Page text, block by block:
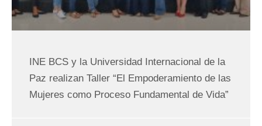
INE BCS y la Universidad Internacional de la
Paz realizan Taller “El Empoderamiento de las
Mujeres como Proceso Fundamental de Vida”